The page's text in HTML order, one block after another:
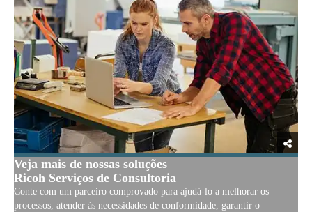
Veja mais de nossas soluções
Ricoh Serviços de Consultoria
Conte com um parceiro comprovado para ajudá-lo a melhorar os
processos, atender às necessidades de conformidade, garantir o